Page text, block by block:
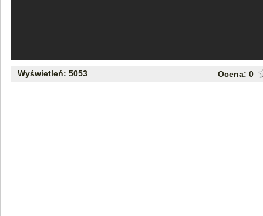
Wyświetleń: 5053 Ocena: 0